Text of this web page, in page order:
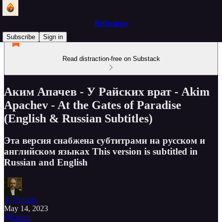
Reflections
Subscribe
Sign in
Read distraction-free on Substack
Аким Апачев - У Райских врат - Akim
Apachev - At the Gates of Paradise
(English & Russian Subtitles)
Эта версия снабжена субтитрами на русском и
английском языках This version is subtitled in
Russian and English
A Thinker
May 14, 2023
Listen